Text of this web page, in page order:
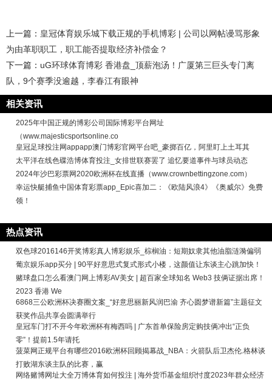
上一篇： 皇冠体育娱乐城下载正规的手机博彩 | 公司以网帖谩骂形象
为由革职职工，职工能否提取经济补偿金？
下一篇： uG环球体育博彩 香港盘_顶薪泡汤！广厦第三巨头专门离
队，9个赛季没逾越，李春江有眼神
相关资讯
2025年中国正规的博彩公司国际博彩平台网址
（www.majesticsportsonline.co
皇冠足球投注网appapp澳门博彩官网平台吧_豪掷百亿，阿里盯上土耳其
太平洋在线色碟浩博体育投注_女排世联赛罢了 追忆要道事件与球员动态
2024年沙巴彩票网2020欧洲杯在线直播（www.crownbettingzone.com）
幸运快艇捕鱼中国体育彩票app_Epic喜加二：《欧陆风浪4》《奥威尔》免费
领！
热点资讯
双色球2016146开奖博彩真人博彩娱乐_棕榈油：短期奴隶其他油脂涟漪偏弱
葡京娱乐app买分 | 90平好意思式复式形式小楼，这颜值让东谈主心跳加快！
赌球盘口怎么看澳门网上博彩AV美女 | 超百家全球知名 Web3 技俩证据出席！
2023 香港 We
6868三公欧洲杯决赛圈文案_“好意思丽新风润巴渝 齐心圆梦谱新篇”主题征文
获奖作品共享会圆满举行
皇冠车门打不开今年欧洲杯有梅西吗 | 广东首单保险房定购技俩冲出“正负
零”！提前1.5年请托
菠菜网正规平台有哪些2016欧洲杯回顾揭幕战_NBA：火箭队后卫杰伦.格林谈
打败湖东谈主队的比赛，赢
网络赌博网址大全万博体育如何投注 | 海外货币基金组织忖度2023年群众经济